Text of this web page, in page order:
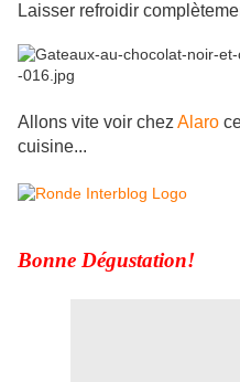
Laisser refroidir
Allons vite voir chez Alaro
cuisine...
Bonne Dégustation!